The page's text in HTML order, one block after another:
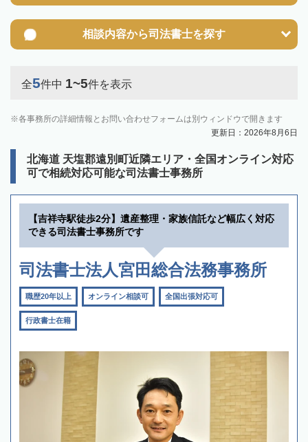
相談内容から司法書士を探す
全5件中 1~5件を表示
各事務所の詳細情報とお問い合わせフォームは別ウィンドウで開きます
更新日：2026年8月6日
北海道 天塩郡遠別町近隣エリア・全国オンライン対応
可で相続対応可能な司法書士事務所
【吉祥寺駅徒歩2分】遺産整理・家族信託など幅広く対応
できる司法書士事務所です
司法書士法人宮田総合法務事務所
職歴20年以上 オンライン相談可 全国出張対応可
行政書士在籍